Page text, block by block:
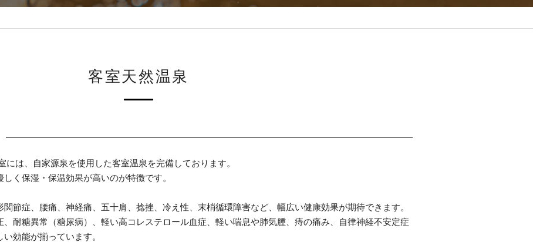
客室天然温泉
は、自家源泉を使用した客室温泉を完備しております。
く保湿・保温効果が高いのが特徴です。
節症、腰痛、神経痛、五十肩、捻挫、冷え性、末梢循環障害など、幅広い健康効果が期待できます。
耐糖異常（糖尿病）、軽い高コレステロール血症、軽い喘息や肺気腫、痔の痛み、自律神経不安定症
効能が揃っています。